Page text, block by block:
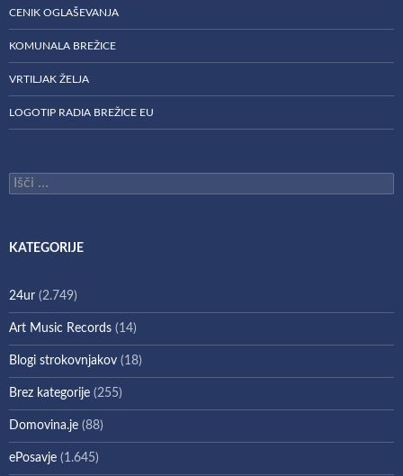
CENIK OGLAŠEVANJA
KOMUNALA BREŽICE
VRTILJAK ŽELJA
LOGOTIP RADIA BREŽICE EU
Išči:
KATEGORIJE
24ur (2.749)
Art Music Records (14)
Blogi strokovnjakov (18)
Brez kategorije (255)
Domovina.je (88)
ePosavje (1.645)